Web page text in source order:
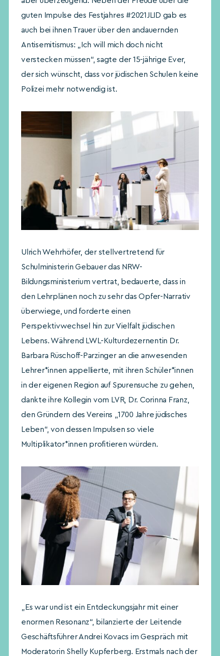
guten Impulse des Festjahres #2021JLID gab es
auch bei ihnen Trauer über den andauernden
Antisemitismus: „Ich will mich doch nicht
verstecken müssen“, sagte der 15-jährige Ever,
der sich wünscht, dass vor jüdischen Schulen keine
Polizei mehr notwendig ist.
Ulrich Wehrhöfer, der stellvertretend für
Schulministerin Gebauer das NRW-
Bildungsministerium vertrat, bedauerte, dass in
den Lehrplänen noch zu sehr das Opfer-Narrativ
überwiege, und forderte einen
Perspektivwechsel hin zur Vielfalt jüdischen
Lebens. Während LWL-Kulturdezernentin Dr.
Barbara Rüschoff-Parzinger an die anwesenden
Lehrer*innen appellierte, mit ihren Schüler*innen
in der eigenen Region auf Spurensuche zu gehen,
dankte ihre Kollegin vom LVR, Dr. Corinna Franz,
den Gründern des Vereins „1700 Jahre jüdisches
Leben“, von dessen Impulsen so viele
Multiplikator*innen profitieren würden.
„Es war und ist ein Entdeckungsjahr mit einer
enormen Resonanz“, bilanzierte der Leitende
Geschäftsführer Andrei Kovacs im Gespräch mit
Moderatorin Shelly Kupferberg. Erstmals nach der